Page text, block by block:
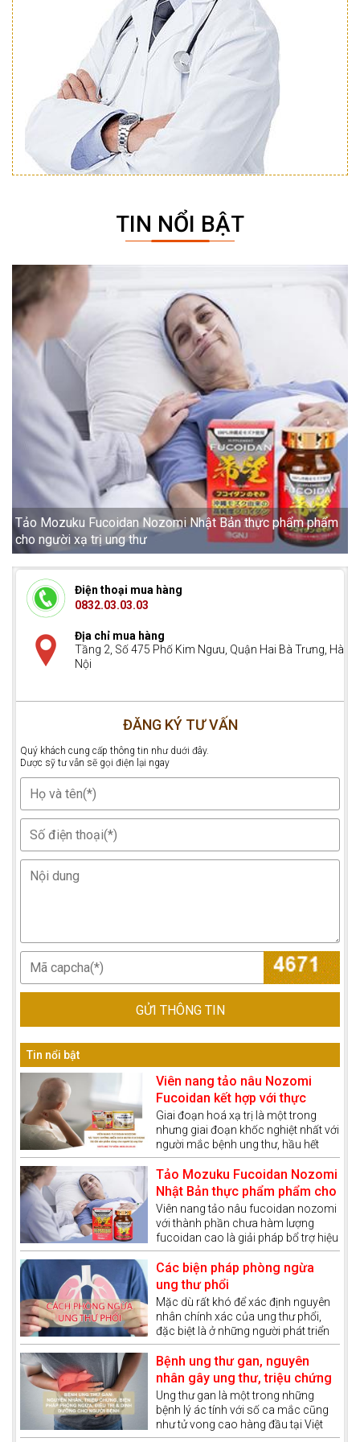
TIN NỔI BẬT
Các biện pháp phòng ngừa ung thư phổi
Điện thoại mua hàng
0832.03.03.03
Địa chỉ mua hàng
Tầng 2, Số 475 Phố Kim Ngưu, Quận Hai Bà Trưng, Hà
Nội
ĐĂNG KÝ TƯ VẤN
Quý khách cung cấp thông tin như duới đây.
Dược sỹ tư vẫn sẽ gọi điện lại ngay
GỬI THÔNG TIN
Tin nổi bật
Viên nang tảo nâu Nozomi
Fucoidan kết hợp với thực
dưỡng miễn dịch giúp bệnh
nhân ung thư vượt qua giai
đoạn hoá xạ trị
Giai đoạn hoá xạ trị là một trong
nhưng giai đoạn khốc nghiệt nhất với
người mắc bệnh ung thư, hầu hết
các bệnh nhân mất trong giai đoạn
này là do cơ thể bị suy giảm hệ
thống miễn dịch. Quá trình hoá xạ trị
đã tiêu diệt cả các tế bào gây bệnh
cũng như các tế bào tốt. Vậy người
bệnh ung thư cần "chuẩn bị" như thế
nào để có thể dễ dàng vượt qua giai
đoạn này?
Tảo Mozuku Fucoidan Nozomi
Nhật Bản thực phẩm phẩm cho
người xạ trị ung thư
Viên nang tảo nâu fucoidan nozomi
với thành phần chưa hàm lượng
fucoidan cao là giải pháp bổ trợ hiệu
quả trong cuộc chiến chống lại căn
bệnh ung thư, phòng ngừa và hỗ trợ
điều trị ung thư hiệu quả
Các biện pháp phòng ngừa
ung thư phổi
Mặc dù rất khó để xác định nguyên
nhân chính xác của ung thư phổi,
đặc biệt là ở những người phát triển
ung thư phổi mà không có bất kỳ
yếu tố nguy cơ nào được biết đến.
Tuy nhiên, có một số yếu tố liên
quan đến lối sống làm tăng nguy cơ
phát triển ung thư phổi và trên cơ sở
đó, chúng ta sẽ có cách phòng
ngừa căn bệnh này.
Bệnh ung thư gan, nguyên
nhân gây ung thư, triệu chứng
và phương pháp điều trị ung
thư gan
Ung thư gan là một trong những
bệnh lý ác tính với số ca mắc cũng
như tử vong cao hàng đầu tại Việt
Nam. Bệnh đang có xu hướng ngày